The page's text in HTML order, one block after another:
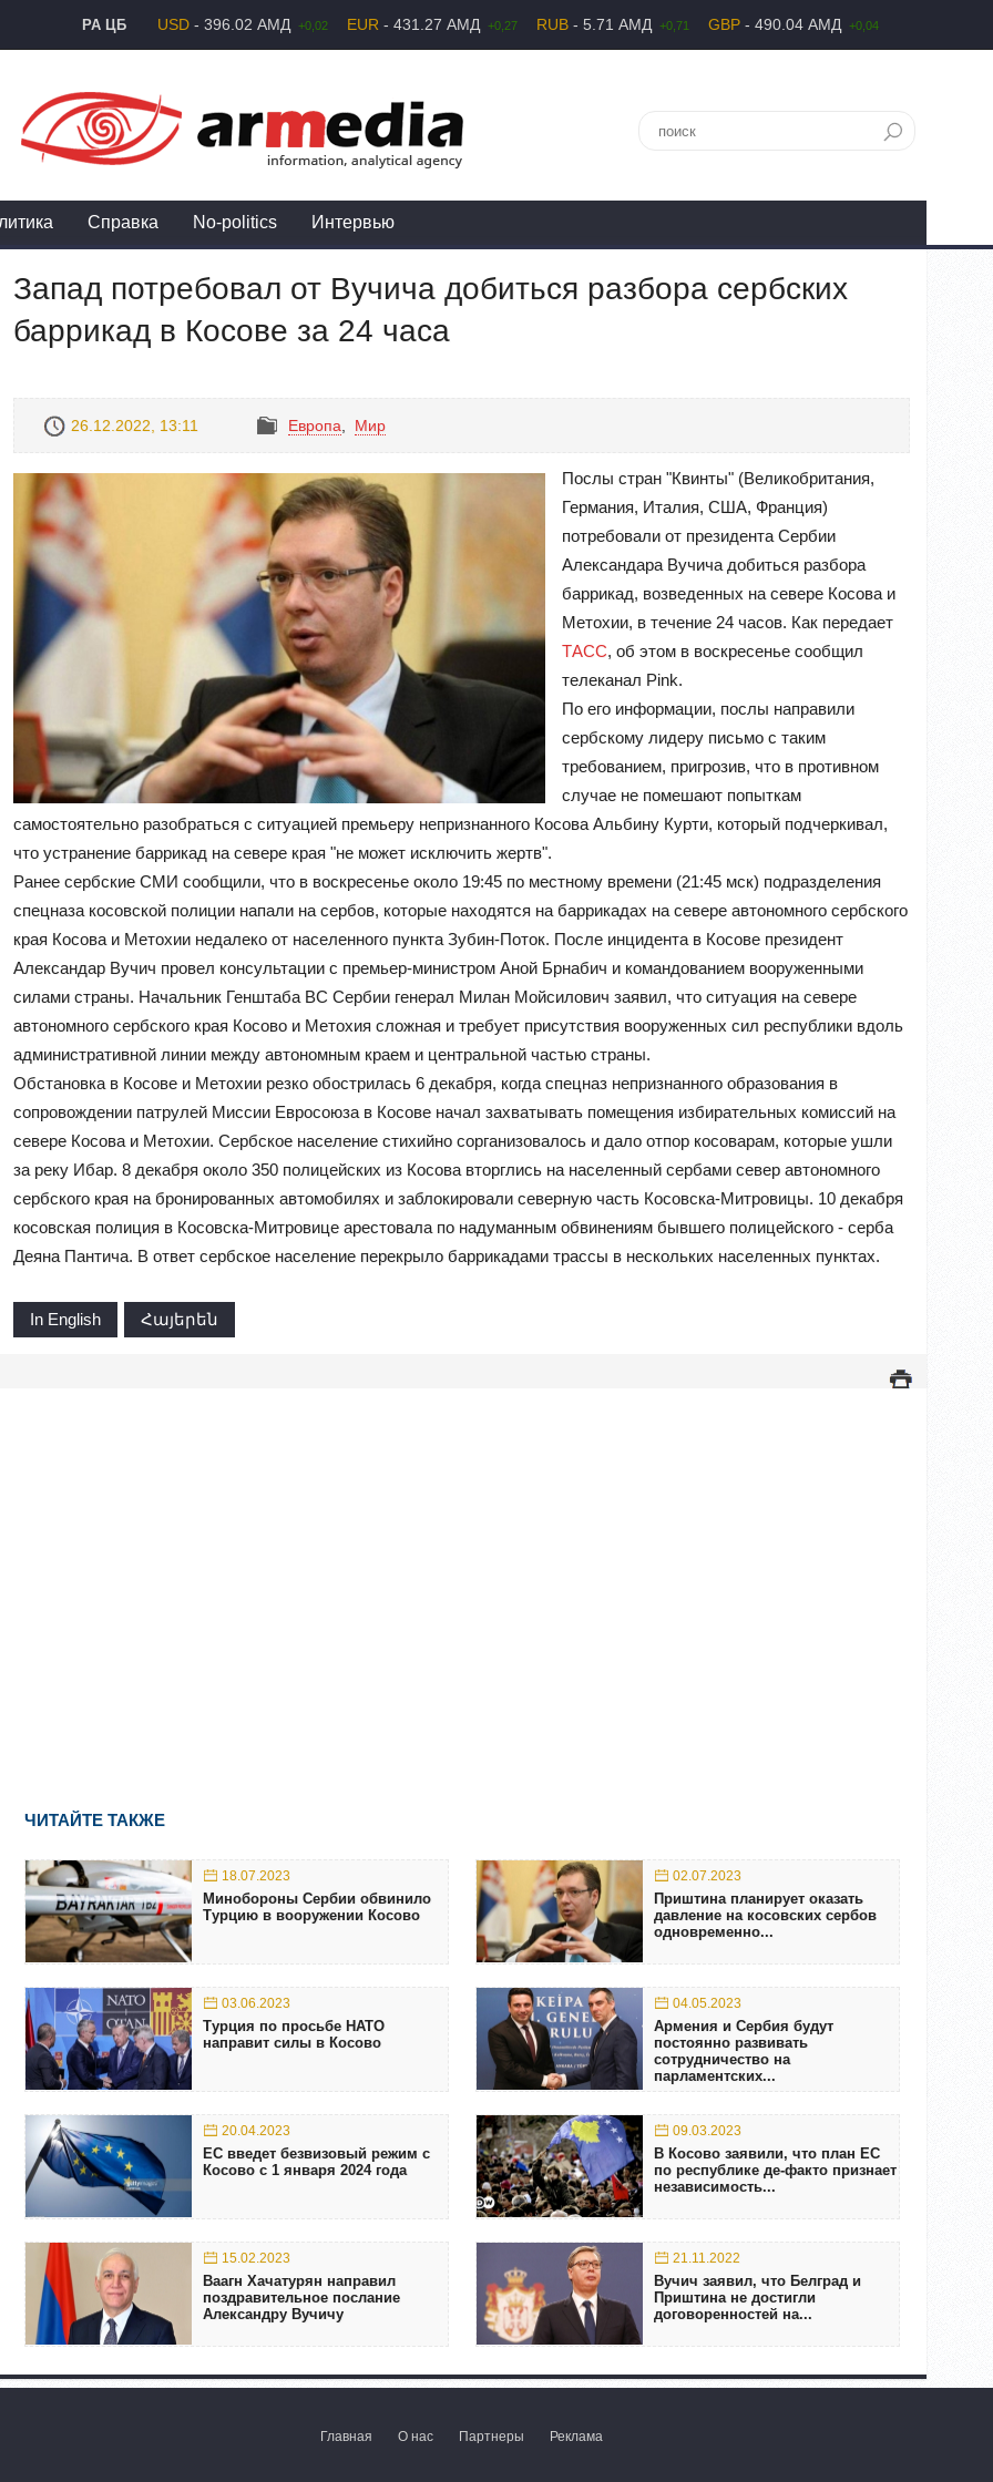
РА ЦБ USD - 396.02 АМД +0,02 EUR - 431.27 АМД +0,27 RUB - 5.71 АМД +0,71 GBP - 490.04 АМД +0,04
Справка No-politics Интервью
Запад потребовал от Вучича добиться разбора сербских
баррикад в Косове за 24 часа
26.12.2022, 13:11 Европа Mир
Послы стран "Квинты" (Великобритания,
Германия, Италия, США, Франция)
потребовали от президента Сербии
Александара Вучича добиться разбора
баррикад, возведенных на севере Косова и
Метохии, в течение 24 часов. Как передает
ТАСС, об этом в воскресенье сообщил
телеканал Pink.
По его информации, послы направили
сербскому лидеру письмо с таким
требованием, пригрозив, что в противном
случае не помешают попыткам
самостоятельно разобраться с ситуацией премьеру непризнанного Косова Альбину Курти, который подчеркивал,
что устранение баррикад на севере края "не может исключить жертв".
Ранее сербские СМИ сообщили, что в воскресенье около 19:45 по местному времени (21:45 мск) подразделения
спецназа косовской полиции напали на сербов, которые находятся на баррикадах на севере автономного сербского
края Косова и Метохии недалеко от населенного пункта Зубин-Поток. После инцидента в Косове президент
Александар Вучич провел консультации с премьер-министром Аной Брнабич и командованием вооруженными
силами страны. Начальник Генштаба ВС Сербии генерал Милан Мойсилович заявил, что ситуация на севере
автономного сербского края Косово и Метохия сложная и требует присутствия вооруженных сил республики вдоль
административной линии между автономным краем и центральной частью страны.
Обстановка в Косове и Метохии резко обострилась 6 декабря, когда спецназ непризнанного образования в
сопровождении патрулей Миссии Евросоюза в Косове начал захватывать помещения избирательных комиссий на
севере Косова и Метохии. Сербское население стихийно сорганизовалось и дало отпор косоварам, которые ушли
за реку Ибар. 8 декабря около 350 полицейских из Косова вторглись на населенный сербами север автономного
сербского края на бронированных автомобилях и заблокировали северную часть Косовска-Митровицы. 10 декабря
косовская полиция в Косовска-Митровице арестовала по надуманным обвинениям бывшего полицейского - серба
Деяна Пантича. В ответ сербское население перекрыло баррикадами трассы в нескольких населенных пунктах.
In English Հայերեն
ЧИТАЙТЕ ТАКЖЕ
18.07.2023
Минобороны Сербии обвинило
Турцию в вооружении Косово
02.07.2023
Приштина планирует оказать
давление на косовских сербов
одновременно...
03.06.2023
Турция по просьбе НАТО
направит силы в Косово
04.05.2023
Армения и Сербия будут
постоянно развивать
сотрудничество на
парламентских...
20.04.2023
ЕС введет безвизовый режим с
Косово с 1 января 2024 года
09.03.2023
В Косово заявили, что план ЕС
по республике де-факто признает
независимость...
15.02.2023
Ваагн Хачатурян направил
поздравительное послание
Александру Вучичу
21.11.2022
Вучич заявил, что Белград и
Приштина не достигли
договоренностей на...
Главная О нас Партнеры Реклама